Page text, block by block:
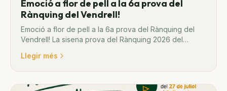
Emoció a flor de pell a la 6a prova del
Rànquing del Vendrell!
Emoció a flor de pell a la 6a prova del Rànquing del
Vendrell! La sisena prova del Rànquing 2026 del
de juliol, ens ha deixat una jornada plen
Llegir més